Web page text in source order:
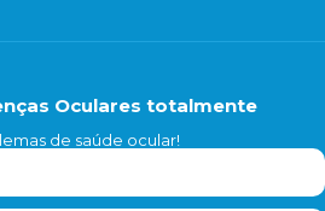
Oculares totalmente
de saúde ocular!